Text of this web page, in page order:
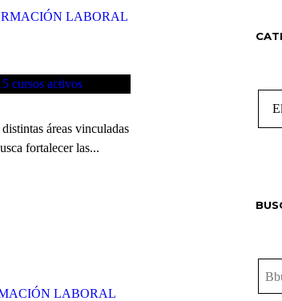
LABORAL
áreas vinculadas
fortalecer las...
LABORAL